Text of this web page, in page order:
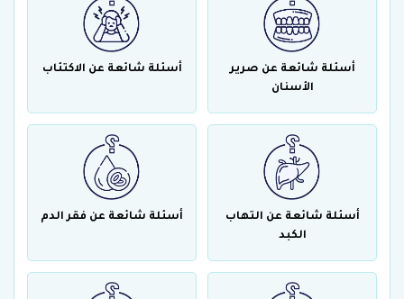
أسئلة شائعة عن صرير
الأسنان
أسئلة شائعة عن الاكتئاب
أسئلة شائعة عن التهاب
الكبد
أسئلة شائعة عن فقر الدم